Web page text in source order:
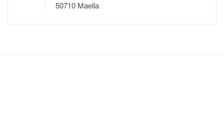
50710 Maella